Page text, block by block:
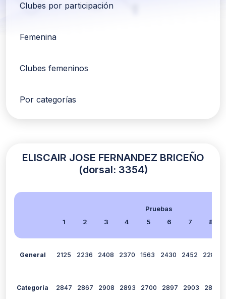
Clubes por participación
Femenina
Clubes femeninos
Por categorías
ELISCAIR JOSE FERNANDEZ BRICEÑO
(dorsal: 3354)
Pruebas
1
2 3 4 5 6 7 8
General 2125 2236 2408 2370 1563 2430 2452 2287
Categoría 2847 2867 2908 2893 2700 2897 2903 2856